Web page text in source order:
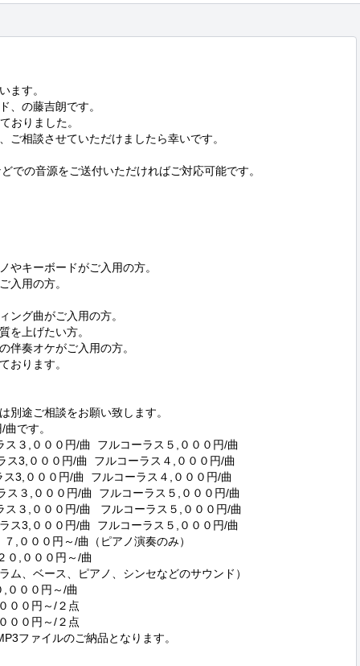
ます。
、の藤吉朗です。
おりました。
ご相談させていただけましたら幸いです。
での音源をご送付いただければご対応可能です。
やキーボードがご入用の方。
入用の方。
ング曲がご入用の方。
を上げたい方。
伴奏オケがご入用の方。
おります。
途ご相談をお願い致します。
です。
３,０００円/曲  フルコーラス５,０００円/曲
ス3,０００円/曲  フルコーラス４,０００円/曲
3,０００円/曲  フルコーラス４,０００円/曲
ス３,０００円/曲  フルコーラス５,０００円/曲
３,０００円/曲   フルコーラス５,０００円/曲
ス3,０００円/曲  フルコーラス５,０００円/曲
,０００円～/曲（ピアノ演奏のみ）
０,０００円～/曲
ノ、シンセなどのサウンド）
０００円～/曲
００円～/２点
００円～/２点
ファイルのご納品となります。